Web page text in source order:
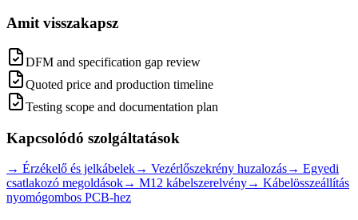
Amit visszakapsz
DFM and specification gap review
Quoted price and production timeline
Testing scope and documentation plan
Kapcsolódó szolgáltatások
→ Érzékelő és jelkábelek→ Vezérlőszekrény huzalozás→ Egyedi
csatlakozó megoldások→ M12 kábelszerelvény→ Kábelösszeállítás
nyomógombos PCB-hez